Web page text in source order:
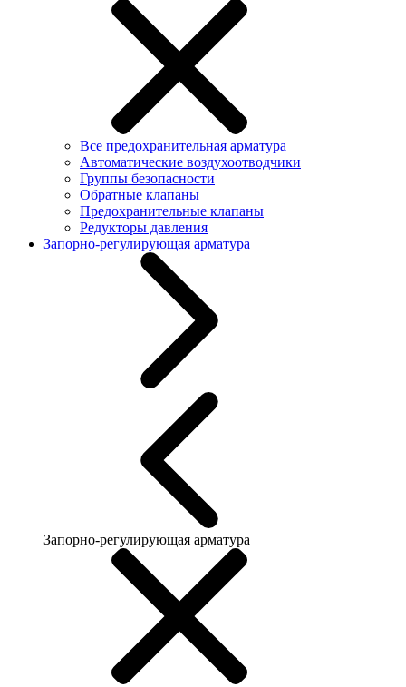
Все предохранительная арматура
Автоматические воздухоотводчики
Группы безопасности
Обратные клапаны
Предохранительные клапаны
Редукторы давления
Запорно-регулирующая арматура
Запорно-регулирующая арматура